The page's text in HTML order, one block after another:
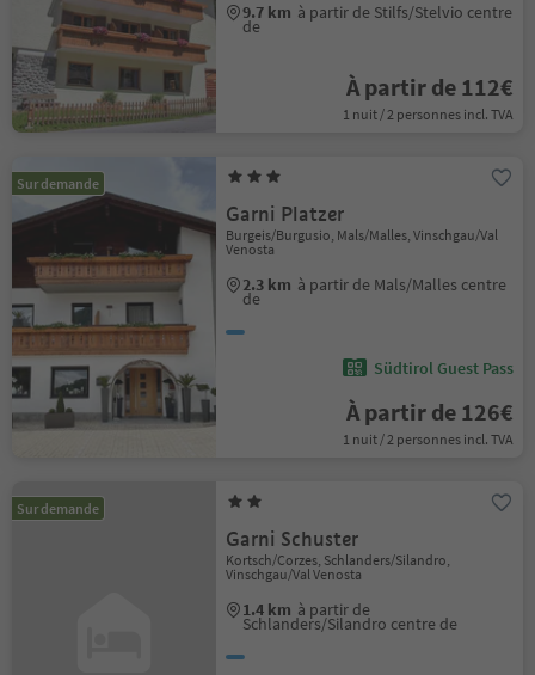
9.7 km à partir de Stilfs/Stelvio centre
de
À partir de 112€
1 nuit / 2 personnes incl. TVA
Sur demande
Garni Platzer
Burgeis/Burgusio, Mals/Malles, Vinschgau/Val
Venosta
2.3 km à partir de Mals/Malles centre
de
Südtirol Guest Pass
À partir de 126€
1 nuit / 2 personnes incl. TVA
Sur demande
Garni Schuster
Kortsch/Corzes, Schlanders/Silandro,
Vinschgau/Val Venosta
1.4 km à partir de
Schlanders/Silandro centre de